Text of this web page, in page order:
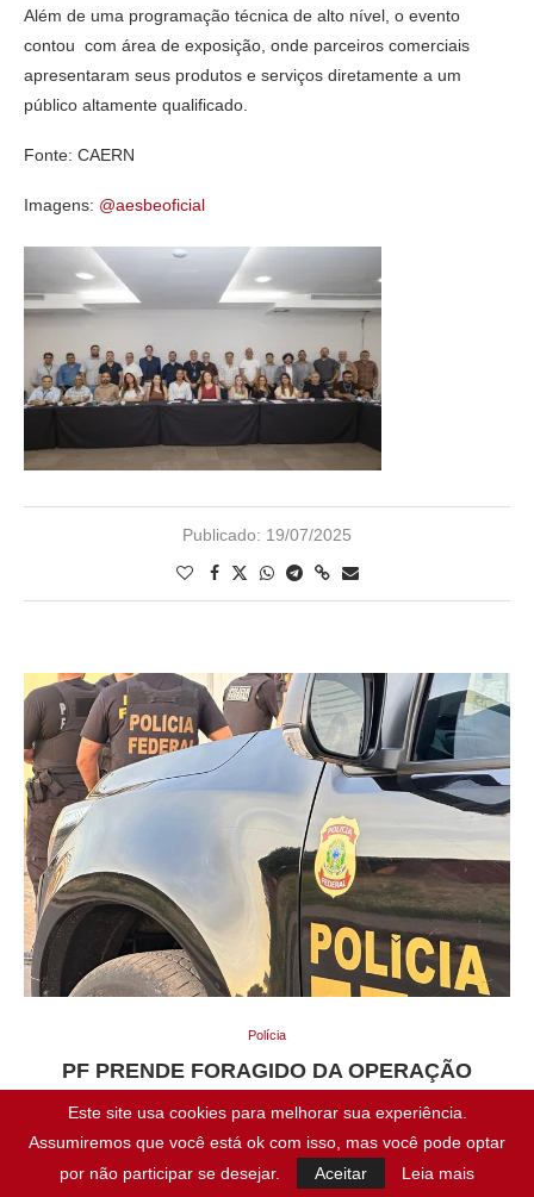
Além de uma programação técnica de alto nível, o evento
contou com área de exposição, onde parceiros comerciais
apresentaram seus produtos e serviços diretamente a um
público altamente qualificado.
Fonte: CAERN
Imagens: @aesbeoficial
Publicado: 19/07/2025
Polícia
PF PRENDE FORAGIDO DA OPERAÇÃO
A Polícia Federal prendeu, na última quinta-feira (17/07), um
Este site usa cookies para melhorar sua experiência.
Assumiremos que você está ok com isso, mas você pode optar
por não participar se desejar.
Aceitar Leia mais